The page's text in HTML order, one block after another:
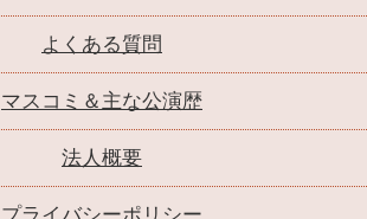
よくある質問
マスコミ＆主な公演歴
法人概要